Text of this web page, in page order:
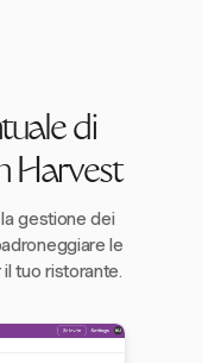
di
Harvest
gestione dei
le
tuo ristorante.